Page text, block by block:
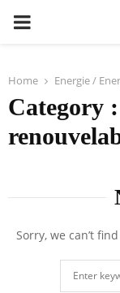
PRIMARY
Home Energie /
Category
Sorry, we can’t
for: